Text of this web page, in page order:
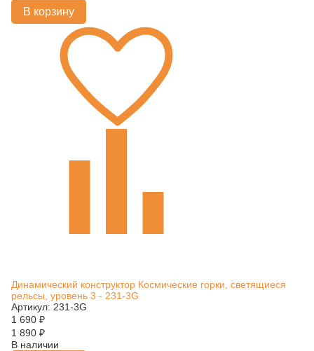
В корзину
Динамический конструктор Космические горки, светящиеся
рельсы, уровень 3 - 231-3G
Артикул: 231-3G
1 690 ₽
1 890 ₽
В наличии